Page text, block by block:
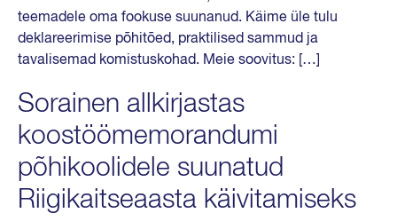
teemadele oma fookuse suunanud. Käime üle tulu
deklareerimise põhitõed, praktilised sammud ja
tavalisemad komistuskohad. Meie soovitus: […]
Sorainen allkirjastas
koostöömemorandumi
põhikoolidele suunatud
Riigikaitseaasta käivitamiseks